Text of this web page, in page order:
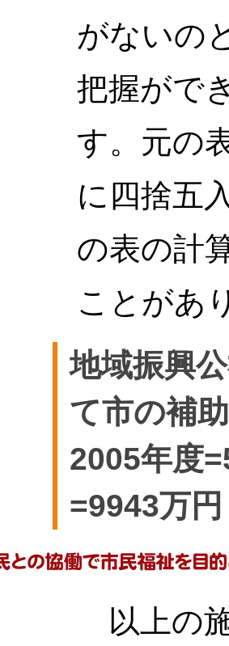
がないの
把握がで
す。元の
に四捨五
の表の計
ことがあ
地域振興
て市の補
2005年度
=9943万
以上の